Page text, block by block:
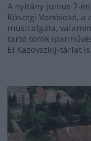
A nyitány június 7-
Kőszegi Vonósoké,
musicalgála,
tartó török
El Kazovszkij-tárlat is.